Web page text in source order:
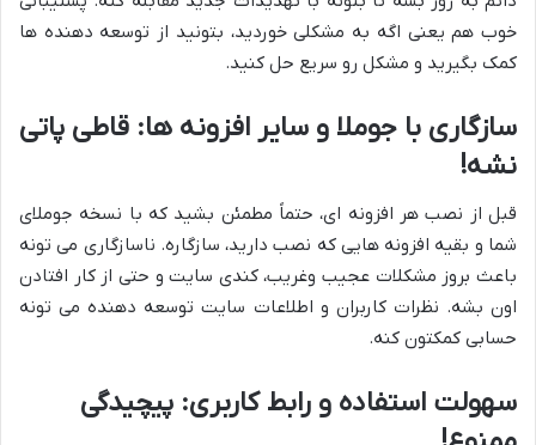
خوب هم یعنی اگه به مشکلی خوردید، بتونید از توسعه دهنده ها
کمک بگیرید و مشکل رو سریع حل کنید.
سازگاری با جوملا و سایر افزونه ها: قاطی پاتی
نشه!
قبل از نصب هر افزونه ای، حتماً مطمئن بشید که با نسخه جوملای
شما و بقیه افزونه هایی که نصب دارید، سازگاره. ناسازگاری می تونه
باعث بروز مشکلات عجیب وغریب، کندی سایت و حتی از کار افتادن
اون بشه. نظرات کاربران و اطلاعات سایت توسعه دهنده می تونه
حسابی کمکتون کنه.
سهولت استفاده و رابط کاربری: پیچیدگی